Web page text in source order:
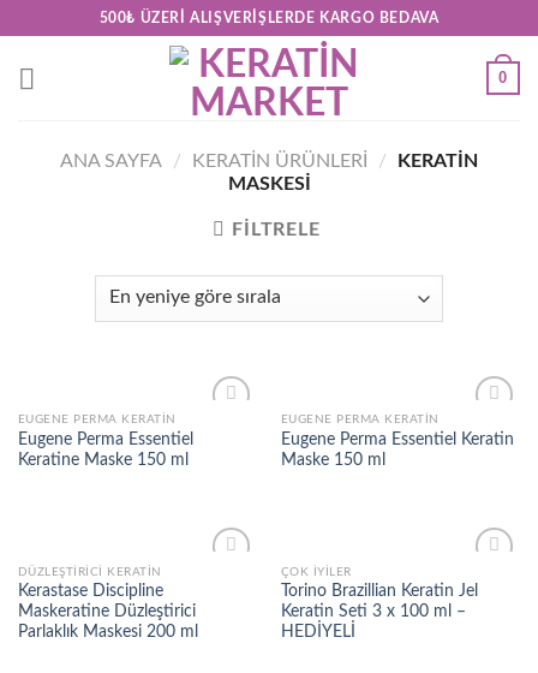
content
500₺ ÜZERI ALIŞVERIŞLERDE KARGO BEDAVA
0
ANA SAYFA / KERATİN ÜRÜNLERİ /
KERATIN
MASKESI
FILTRELE
EUGENE PERMA KERATIN
Eugene Perma Essentiel
Keratine Maske 150 ml
Add to
wishlist
EUGENE PERMA KERATIN
Eugene Perma Essentiel Keratin
Maske 150 ml
DÜZLEŞTIRICI KERATIN
Kerastase Discipline
Maskeratine Düzleştirici
Parlaklık Maskesi 200 ml
Add to
wishlist
ÇOK İYILER
Torino Brazillian Keratin Jel
Keratin Seti 3 x 100 ml –
HEDİYELİ